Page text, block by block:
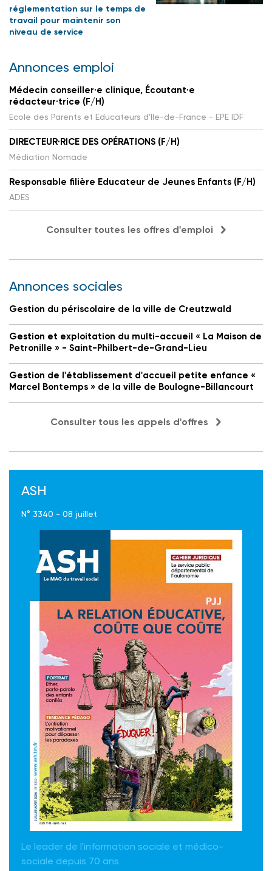
réglementation sur le temps de
travail pour maintenir son
niveau de service
Annonces emploi
Médecin conseiller·e clinique, Écoutant·e
rédacteur·trice (F/H)
Ecole des Parents et Educateurs d'Ile-de-France - EPE IDF
DIRECTEUR·RICE DES OPÉRATIONS (F/H)
Médiation Nomade
Responsable filière Educateur de Jeunes Enfants (F/H)
ADES
Consulter toutes les offres d'emploi
Annonces sociales
Gestion du périscolaire de la ville de Creutzwald
Gestion et exploitation du multi-accueil « La Maison de
Petronille » - Saint-Philbert-de-Grand-Lieu
Gestion de l'établissement d'accueil petite enfance «
Marcel Bontemps » de la ville de Boulogne-Billancourt
Consulter tous les appels d'offres
ASH
N° 3340 - 08 juillet
Le leader de l'information sociale et médico-
sociale depuis 70 ans